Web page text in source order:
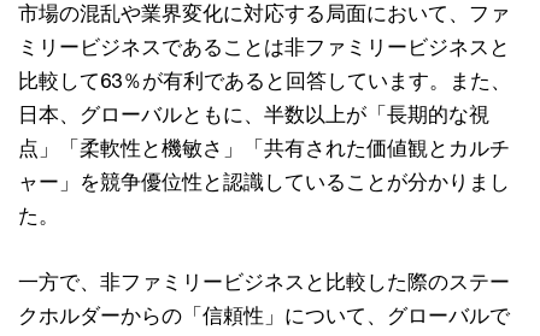
市場の混乱や業界変化に対応する局面において、ファ
ミリービジネスであることは非ファミリービジネスと
比較して63％が有利であると回答しています。また、
日本、グローバルともに、半数以上が「長期的な視
点」「柔軟性と機敏さ」「共有された価値観とカルチ
ャー」を競争優位性と認識していることが分かりまし
た。
一方で、非ファミリービジネスと比較した際のステー
クホルダーからの「信頼性」について、グローバルで